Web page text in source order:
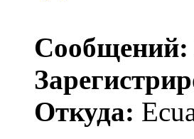
Сообщений:
Откуда: